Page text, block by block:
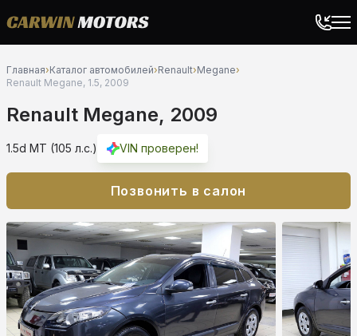
Главная›Каталог автомобилей›Renault›Megane›
Renault Megane, 1.5, 2009
Renault Megane, 2009
1.5d MT (105 л.с.) VIN проверен!
Позвонить в салон